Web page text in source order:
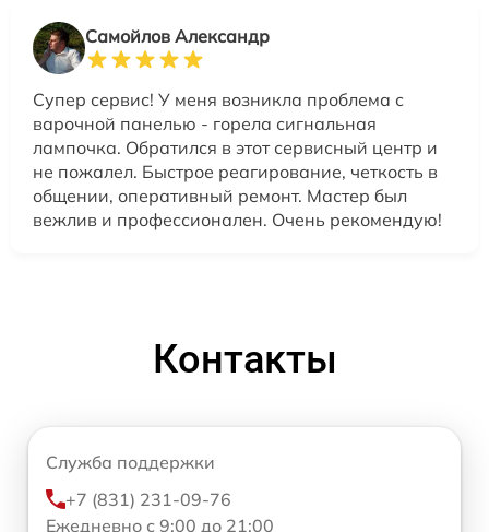
Самойлов Александр
Супер сервис! У меня возникла проблема с
варочной панелью - горела сигнальная
лампочка. Обратился в этот сервисный центр и
не пожалел. Быстрое реагирование, четкость в
общении, оперативный ремонт. Мастер был
вежлив и профессионален. Очень рекомендую!
Контакты
Служба поддержки
+7 (831) 231-09-76
Ежедневно с 9:00 до 21:00